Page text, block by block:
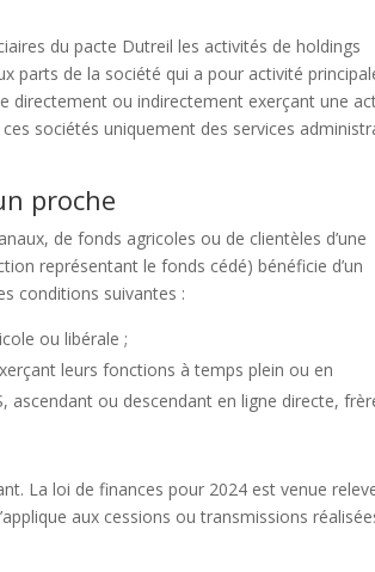
du pacte Dutreil les activités de holdings
parts de la société qui a pour activité
directement ou indirectement exerçant une
sociétés uniquement des services
proche
de fonds agricoles ou de clientèles d’une
représentant le fonds cédé) bénéficie d’un
conditions suivantes :
ou libérale ;
leurs fonctions à temps plein ou en
ascendant ou descendant en ligne directe,
La loi de finances pour 2024 est venue
aux cessions ou transmissions